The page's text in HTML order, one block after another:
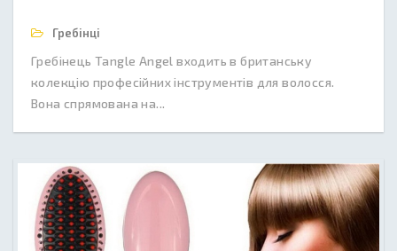
Гребінці
Гребінець Tangle Angel входить в британську
колекцію професійних інструментів для волосся.
Вона спрямована на...